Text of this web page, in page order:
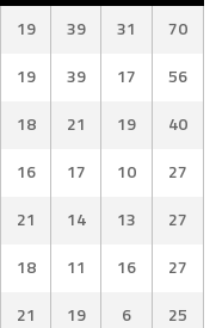
19 39 31
70
19 39 17
56
18 21 19
40
16 17 10
27
21 14 13
27
18 11 16
27
21 19 6
25